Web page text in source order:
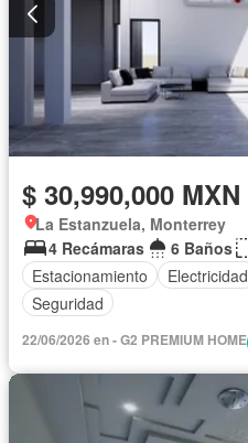
$ 30,990,000 MXN
La Estanzuela, Monterrey
4 Recámaras
6 Baños
Estacionamiento
Electricidad
Seguridad
22/06/2026 en - G2 PREMIUM HOME